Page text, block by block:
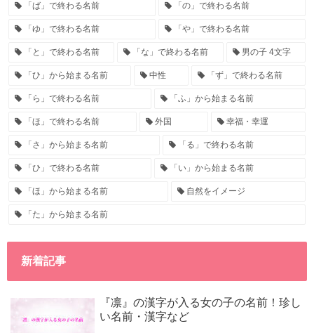
「ば」で終わる名前 「の」で終わる名前
「ゆ」で終わる名前 「や」で終わる名前
「と」で終わる名前 「な」で終わる名前 男の子 4文字
「ひ」から始まる名前 中性 「ず」で終わる名前
「ら」で終わる名前 「ふ」から始まる名前
「ほ」で終わる名前 外国 幸福・幸運
「さ」から始まる名前 「る」で終わる名前
「ひ」で終わる名前 「い」から始まる名前
「ほ」から始まる名前 自然をイメージ
「た」から始まる名前
新着記事
『凛』の漢字が入る女の子の名前！珍し
い名前・漢字など